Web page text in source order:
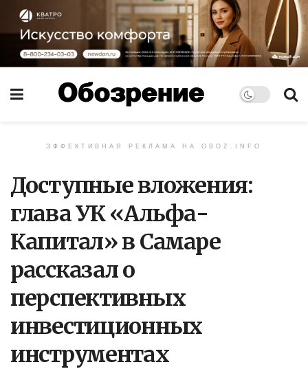
ЭФФЕКТИВНАЯ РЕКЛАМА НА OBOZ.INFO
Доступные вложения:
глава УК «Альфа-
Капитал» в Самаре
рассказал о
перспективных
инвестиционных
инструментах